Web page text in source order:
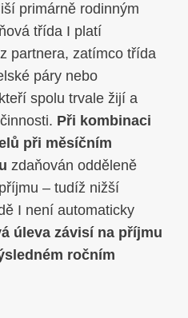
primárně rodinným
třída I platí
partnera, zatímco třída
páry nebo
spolu trvale žijí a
Při kombinaci
při měsíčním
zdaňován odděleně
– tudíž nižší
I není automaticky
úleva závisí na příjmu
ročním